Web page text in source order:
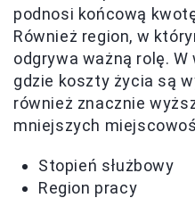
podnosi końcową
Również region, w
odgrywa ważną rolę.
gdzie koszty życia są
również znacznie
mniejszych
Stopień służbowy
Region pracy